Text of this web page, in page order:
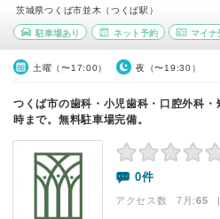
茨城県つくば市並木（つくば駅）
駐車場あり ネット予約 マイナ
土曜（〜17:00） 夜（〜19:30）
つくば市の歯科・小児歯科・口腔外科
時まで。無料駐車場完備。
0件
アクセス数 7月:65 |